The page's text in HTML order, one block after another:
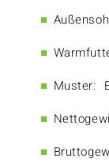
Muster: